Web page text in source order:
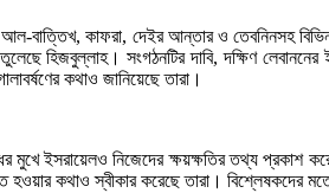
বাত্তিখ, কাফরা, দেইর আন্তার ও তেবনিনসহ বিভিন্ন
তুলেছে হিজবুল্লাহ। সংগঠনটির দাবি, দক্ষিণ
কথাও জানিয়েছে তারা।
মুখে ইসরায়েলও নিজেদের ক্ষয়ক্ষতির তথ্য
হওয়ার কথাও স্বীকার করেছে তারা। বিশ্লেষকদের